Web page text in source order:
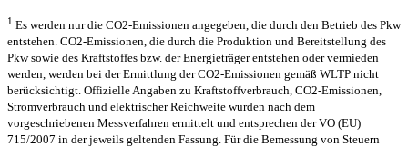
1 Es werden nur die CO2-Emissionen angegeben, die durch den Betrieb des Pkw
entstehen. CO2-Emissionen, die durch die Produktion und Bereitstellung des
Pkw sowie des Kraftstoffes bzw. der Energieträger entstehen oder vermieden
werden, werden bei der Ermittlung der CO2-Emissionen gemäß WLTP nicht
berücksichtigt. Offizielle Angaben zu Kraftstoffverbrauch, CO2-Emissionen,
Stromverbrauch und elektrischer Reichweite wurden nach dem
vorgeschriebenen Messverfahren ermittelt und entsprechen der VO (EU)
715/2007 in der jeweils geltenden Fassung. Für die Bemessung von Steuern